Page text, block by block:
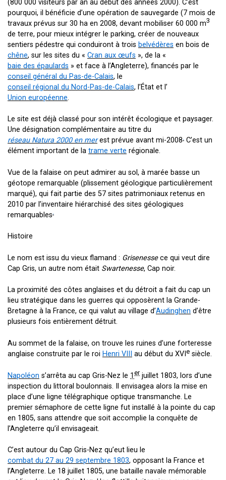
(800 000 visiteurs par an au début des années 2000). C’est
pourquoi, il bénéficie d’une opération de sauvegarde (7 mois de
travaux prévus sur 30 ha en 2008, devant mobiliser 60 000 m3
de terre, pour mieux intégrer le parking, créer de nouveaux
sentiers pédestre qui conduiront à trois belvédères en bois de
chêne, sur les sites du « Cran aux œufs », de la «
baie des épaulards » et face à l’Angleterre), financés par le
conseil général du Pas-de-Calais, le
conseil régional du Nord-Pas-de-Calais, l’État et l’
Union européenne.
Le site est déjà classé pour son intérêt écologique et paysager.
Une désignation complémentaire au titre du
réseau Natura 2000 en merest prévue avant mi-2008 C’est un
élément important de la trame verte régionale.
Vue de la falaise on peut admirer au sol, à marée basse un
géotope remarquable (plissement géologique particulièrement
marqué), qui fait partie des 57 sites patrimoniaux retenus en
2010 par l’inventaire hiérarchisé des sites géologiques
remarquables.
Histoire
Le nom est issu du vieux flamand : Grisenessece qui veut dire
Cap Gris, un autre nom était Swartenesse, Cap noir.
La proximité des côtes anglaises et du détroit a fait du cap un
lieu stratégique dans les guerres qui opposèrent la Grande-
Bretagne à la France, ce qui valut au village d’Audinghen d’être
plusieurs fois entièrement détruit.
Au sommet de la falaise, on trouve les ruines d’une forteresse
anglaise construite par le roi Henri VIII au début du XVI e siècle.
Napoléon s’arrêta au cap Gris-Nez le 1 er juillet 1803, lors d’une
inspection du littoral boulonnais. Il envisagea alors la mise en
place d’une ligne télégraphique optique transmanche. Le
premier sémaphore de cette ligne fut installé à la pointe du cap
en 1805, sans attendre que soit accomplie la conquête de
l’Angleterre qu’il envisageait.
C’est autour du Cap Gris-Nez qu’eut lieu le
combat du 27 au 29 septembre 1803, opposant la France et
l’Angleterre. Le 18 juillet 1805, une bataille navale mémorable